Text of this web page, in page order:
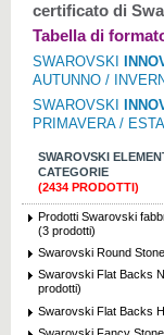
certificato di
Tabella di
SWAROVSKI
AUTUNNO /
SWAROVSKI
PRIMAVERA /
SWAROVSKI
CATEGORIE
(2434 PRODOTTI)
Prodotti Swarovski
(3 prodotti)
Swarovski Round
Swarovski Flat Backs
prodotti)
Swarovski Flat Backs